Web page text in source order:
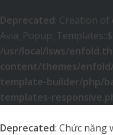
Deprecated: Creation
/usr/local/lsws/
content/themes/
template-builder/php/
templates-
Deprecated: Chức năng